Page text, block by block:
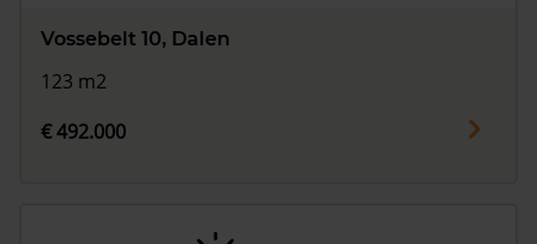
Vossebelt 10, Dalen
123 m2
€ 492.000